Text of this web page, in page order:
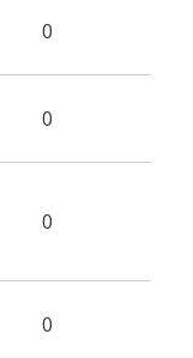
0
0
0
0